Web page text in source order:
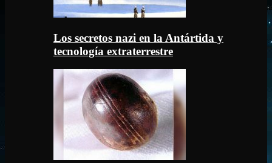
Los secretos nazi en la Antártida y
tecnología extraterrestre